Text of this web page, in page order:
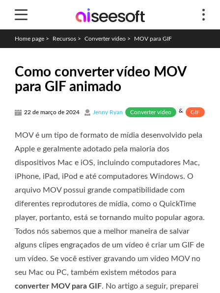
Home page > Recursos > Converter vídeo > MOV para GIF
Como converter vídeo MOV
para GIF animado
22 de março de 2024 Jenny Ryan Converter vídeo & GIF
MOV é um tipo de formato de mídia desenvolvido pela
Apple e geralmente adotado pela maioria dos
dispositivos Mac e iOS, incluindo computadores Mac,
iPhone, iPad, iPod e até computadores Windows. O
arquivo MOV possui grande compatibilidade com
diferentes reprodutores de mídia, como o QuickTime
player, portanto, está se tornando muito popular agora.
Todos nós sabemos que a melhor maneira de salvar
alguns clipes engraçados de um vídeo é criar um GIF de
um vídeo. Se você estiver gravando um vídeo MOV no
seu Mac ou PC, também existem métodos para
converter MOV para GIF. No artigo a seguir, preparei